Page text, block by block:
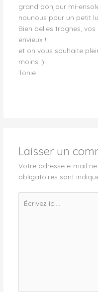
grand bonjour mi-
nounous pour un petit
Bien belles trognes,
envieux !
et on vous souhaite
moins !)
Tonie
Laisser un
Votre adresse e-mail
obligatoires sont
ici…